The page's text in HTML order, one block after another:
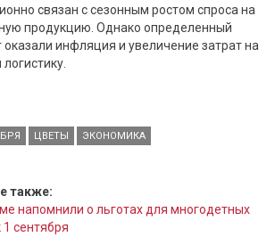
связан с сезонным ростом спроса на
продукцию. Однако определенный
инфляция и увеличение затрат на
ЦВЕТЫ ЭКОНОМИКА
также:
напомнили о льготах для многодетных
сентября